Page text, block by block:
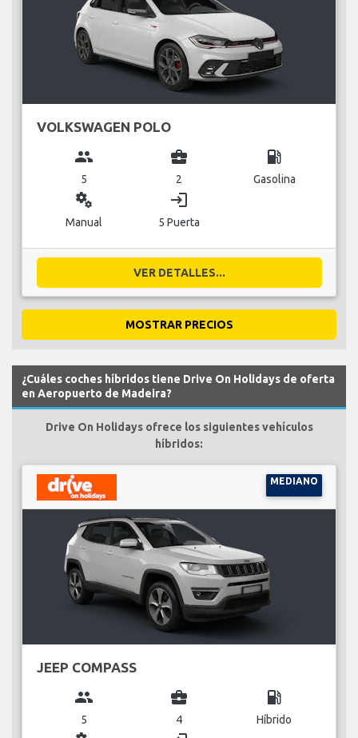
VOLKSWAGEN POLO
group
5
business_center
2
local_gas_station
Gasolina
miscellaneous_services
Manual
login
5 Puerta
VER DETALLES...
MOSTRAR PRECIOS
¿Cuáles coches híbridos tiene Drive On Holidays de oferta
en Aeropuerto de Madeira?
Drive On Holidays ofrece los siguientes vehículos
híbridos:
MEDIANO
JEEP COMPASS
group
5
business_center
4
local_gas_station
Híbrido